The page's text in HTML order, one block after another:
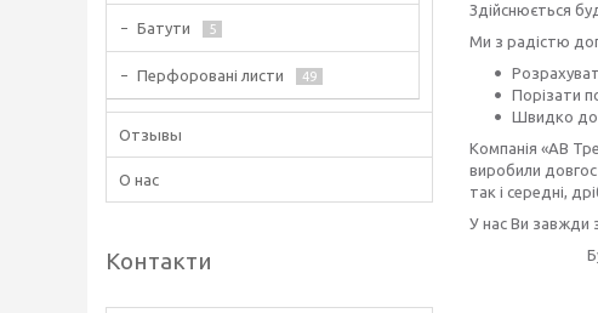
Здійснюється
Ми з радістю
Порізати
Швидко
Компанія «АВ
виробили
так і середні,
У нас Ви завжди
Батути 5
Перфоровані листи 49
Отзывы
О нас
Контакти